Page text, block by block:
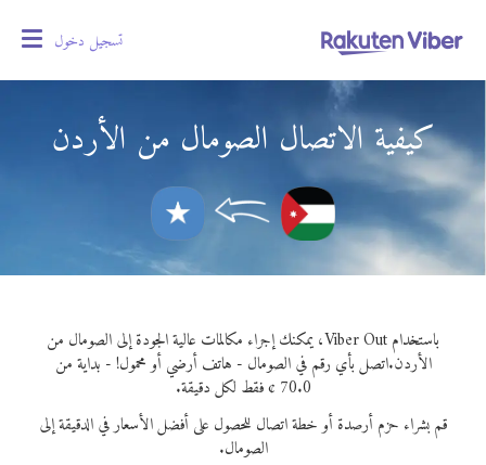
تسجيل دخول
كيفية الاتصال الصومال من الأردن
باستخدام Viber Out، يمكنك إجراء مكالمات عالية الجودة إلى الصومال من
الأردن.اتصل بأي رقم في الصومال - هاتف أرضي أو محمول! - بداية من
70.0 ¢ فقط لكل دقيقة.
قم بشراء حزم أرصدة أو خطة اتصال للحصول على أفضل الأسعار في الدقيقة إلى
الصومال.